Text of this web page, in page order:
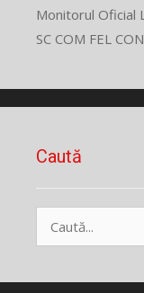
Monitorul Oficial
SC COM FEL
Caută
după: